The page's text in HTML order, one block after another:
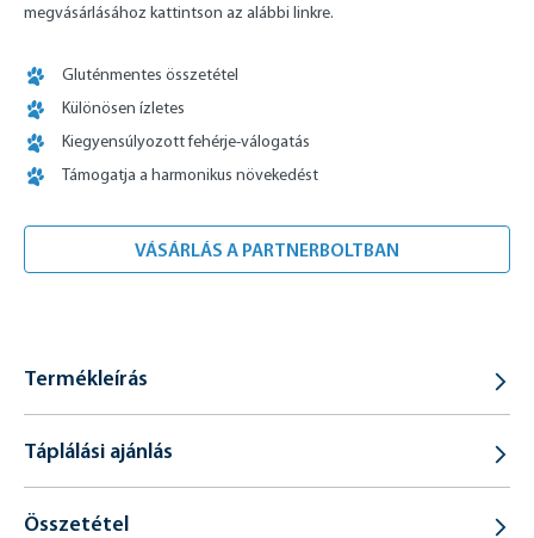
megvásárlásához kattintson az alábbi linkre.
Gluténmentes összetétel
Különösen ízletes
Kiegyensúlyozott fehérje-válogatás
Támogatja a harmonikus növekedést
VÁSÁRLÁS A PARTNERBOLTBAN
Termékleírás
Táplálási ajánlás
Összetétel